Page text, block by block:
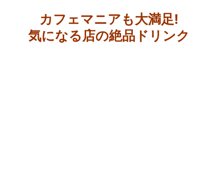
カフェマニアも大満足!
気になる店の絶品ドリンク